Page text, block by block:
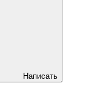
Написать